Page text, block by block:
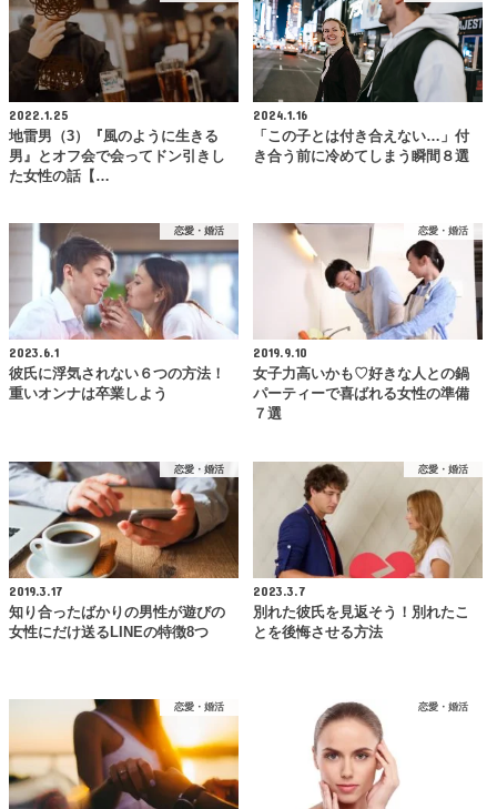
2022.1.25
地雷男（3）『風のように生きる
男』とオフ会で会ってドン引きし
た女性の話【…
2024.1.16
「この子とは付き合えない…」付
き合う前に冷めてしまう瞬間８選
恋愛・婚活
2023.6.1
彼氏に浮気されない６つの方法！
重いオンナは卒業しよう
恋愛・婚活
2019.9.10
女子力高いかも♡好きな人との鍋
パーティーで喜ばれる女性の準備
７選
恋愛・婚活
2019.3.17
知り合ったばかりの男性が遊びの
女性にだけ送るLINEの特徴8つ
恋愛・婚活
2023.3.7
別れた彼氏を見返そう！別れたこ
とを後悔させる方法
恋愛・婚活 恋愛・婚活